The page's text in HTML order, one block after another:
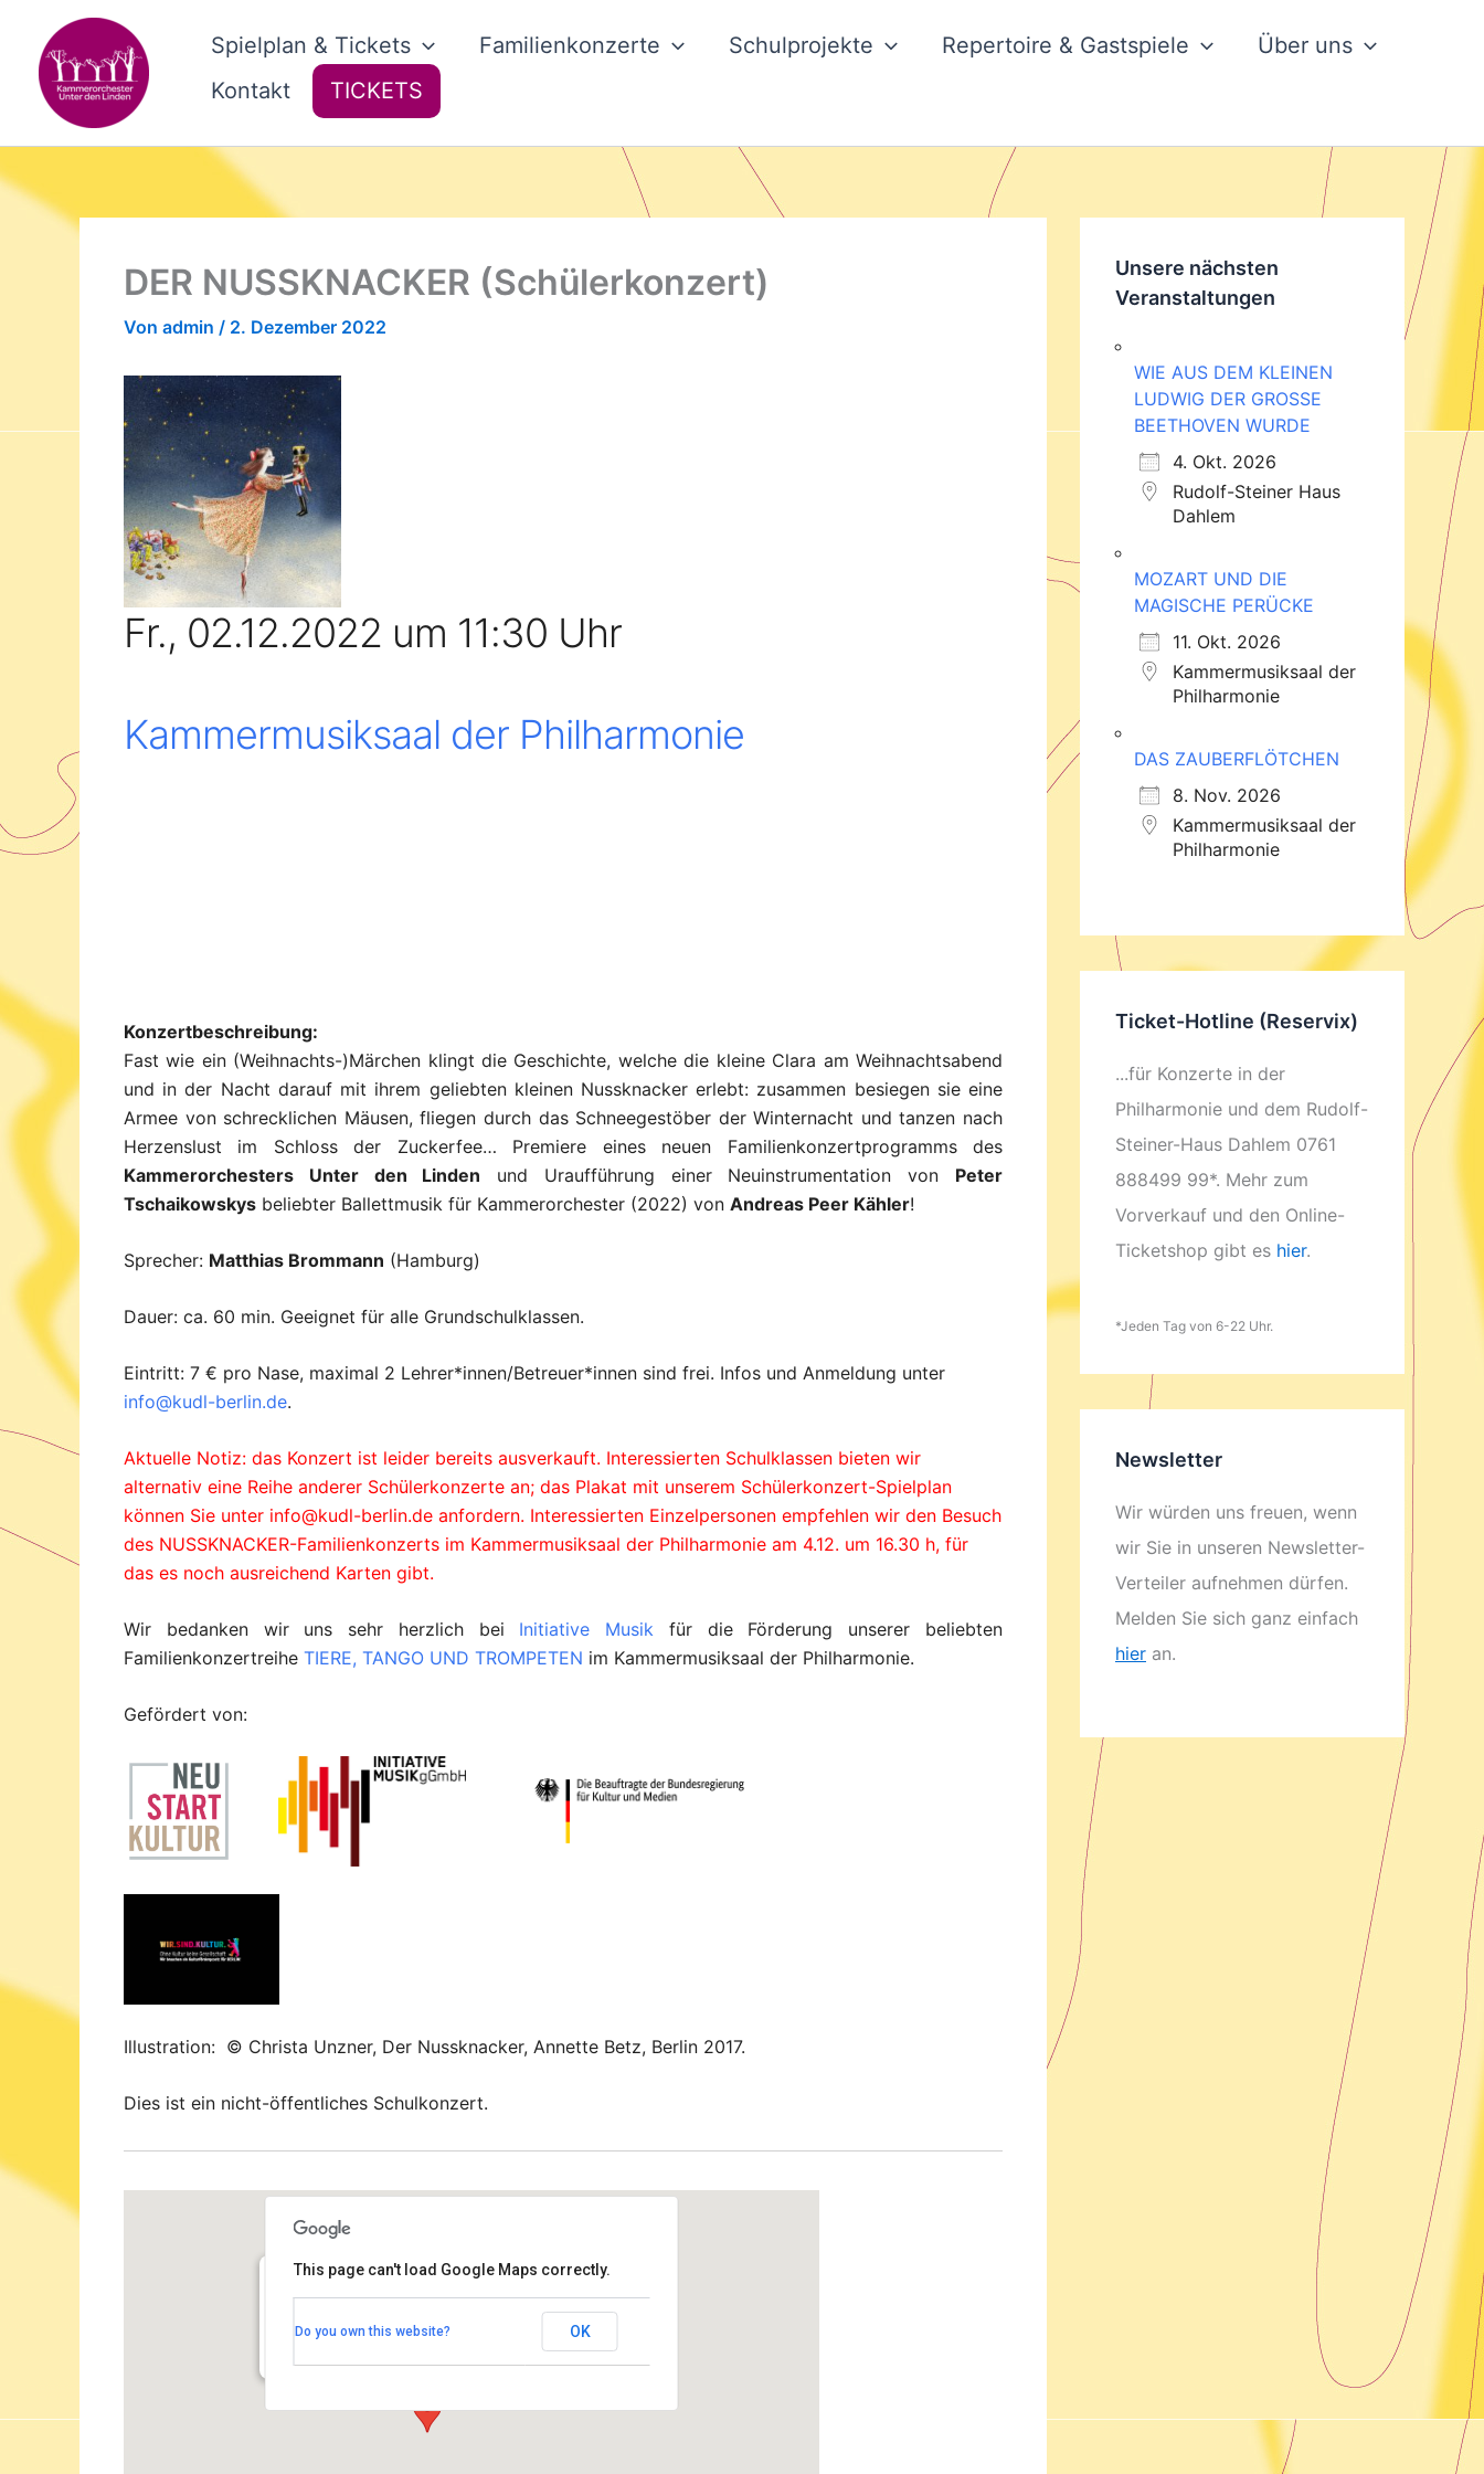
springen
Spielplan & Tickets Familienkonzerte Schulprojekte Repertoire & Gastspiele
Über uns
Kontakt
TICKETS
DER NUSSKNACKER (Schülerkonzert)
Von admin / 2. Dezember 2022
Fr., 02.12.2022 um 11:30 Uhr
Kammermusiksaal der Philharmonie
Konzertbeschreibung:
Fast wie ein (Weihnachts-)Märchen klingt die Geschichte, welche die kleine Clara am Weihnachtsabend
und in der Nacht darauf mit ihrem geliebten kleinen Nussknacker erlebt: zusammen besiegen sie eine
Armee von schrecklichen Mäusen, fliegen durch das Schneegestöber der Winternacht und tanzen nach
Herzenslust im Schloss der Zuckerfee… Premiere eines neuen Familienkonzertprogramms des
Kammerorchesters Unter den Linden und Uraufführung einer Neuinstrumentation von Peter
Tschaikowskys beliebter Ballettmusik für Kammerorchester (2022) von Andreas Peer Kähler!
Sprecher: Matthias Brommann (Hamburg)
Dauer: ca. 60 min. Geeignet für alle Grundschulklassen.
Eintritt: 7 € pro Nase, maximal 2 Lehrer*innen/Betreuer*innen sind frei. Infos und Anmeldung unter
info@kudl-berlin.de.
Aktuelle Notiz: das Konzert ist leider bereits ausverkauft. Interessierten Schulklassen bieten wir
alternativ eine Reihe anderer Schülerkonzerte an; das Plakat mit unserem Schülerkonzert-Spielplan
können Sie unter info@kudl-berlin.de anfordern. Interessierten Einzelpersonen empfehlen wir den Besuch
des NUSSKNACKER-Familienkonzerts im Kammermusiksaal der Philharmonie am 4.12. um 16.30 h, für
das es noch ausreichend Karten gibt.
Wir bedanken wir uns sehr herzlich bei Initiative Musik für die Förderung unserer beliebten
Familienkonzertreihe TIERE, TANGO UND TROMPETEN im Kammermusiksaal der Philharmonie.
Gefördert von:
Illustration: © Christa Unzner, Der Nussknacker, Annette Betz, Berlin 2017.
Dies ist ein nicht-öffentliches Schulkonzert.
Kammermusiksaal der Philharmonie
Herbert von Karajan Straße 1 - Berlin
This page can't load Google Maps correctly.
Do you own this website? OK
Unsere nächsten
Veranstaltungen
WIE AUS DEM KLEINEN
LUDWIG DER GROSSE
BEETHOVEN WURDE
4. Okt. 2026
Rudolf-Steiner Haus
Dahlem
MOZART UND DIE
MAGISCHE PERÜCKE
11. Okt. 2026
Kammermusiksaal der
Philharmonie
DAS ZAUBERFLÖTCHEN
8. Nov. 2026
Kammermusiksaal der
Philharmonie
Ticket-Hotline (Reservix)
...für Konzerte in der
Philharmonie und dem Rudolf-
Steiner-Haus Dahlem 0761
888499 99*. Mehr zum
Vorverkauf und den Online-
Ticketshop gibt es hier.
*Jeden Tag von 6-22 Uhr.
Newsletter
Wir würden uns freuen, wenn
wir Sie in unseren Newsletter-
Verteiler aufnehmen dürfen.
Melden Sie sich ganz einfach
hier an.